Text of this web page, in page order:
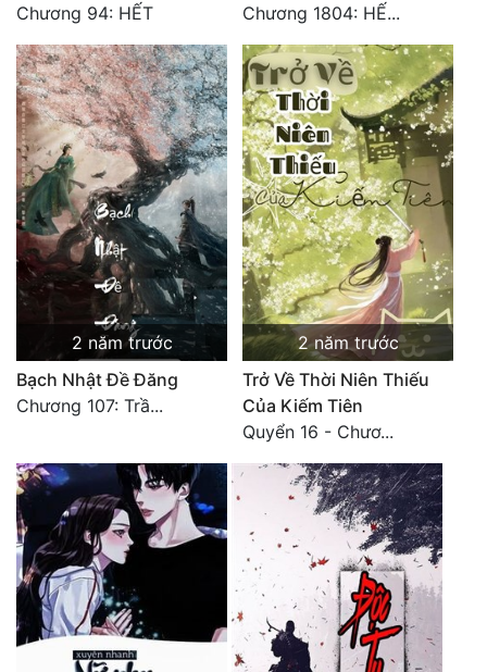
Chương 94: HẾT
Chương 1804: HẾ...
2 năm trước
Bạch Nhật Đề Đăng
Chương 107: Trầ...
2 năm trước
Trở Về Thời Niên Thiếu
Của Kiếm Tiên
Quyển 16 - Chươ...